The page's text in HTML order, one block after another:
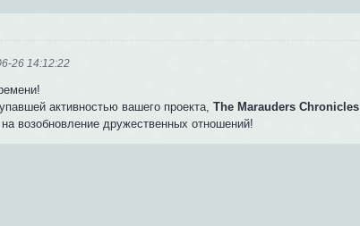
26 14:12:22
активностью вашего проекта,The Marauders Chronicles
возобновление дружественных отношений!